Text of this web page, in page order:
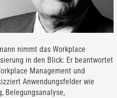
nimmt das Workplace
in den Blick: Er beantwortet
Management und
Anwendungsfelder wie
Belegungsanalyse,